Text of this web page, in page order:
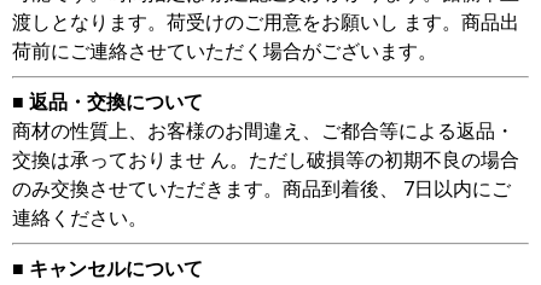
渡しとなります。荷受けのご用意をお願いし ます。商品出
荷前にご連絡させていただく場合がございます。
■ 返品・交換について
商材の性質上、お客様のお間違え、ご都合等による返品・
交換は承っておりませ ん。ただし破損等の初期不良の場合
のみ交換させていただきます。商品到着後、 7日以内にご
連絡ください。
■ キャンセルについて